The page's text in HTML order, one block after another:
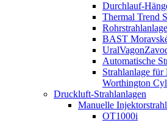
Durchlauf-
Thermal Trend
BAST
Automatische
Strahlanlage
Worthington
Druckluft-Strahlanlagen
Manuelle
OT1000i